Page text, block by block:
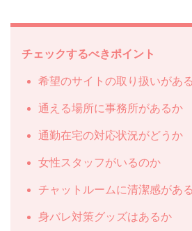
チェックするべきポイント
希望のサイトの取り扱いがあ
通える場所に事務所があるか
通勤在宅の対応状況がどうか
女性スタッフがいるのか
チャットルームに清潔感があ
身バレ対策グッズはあるか